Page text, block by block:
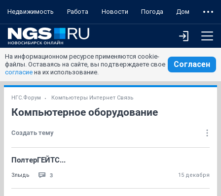
Недвижимость Работа Новости Погода Дом
На информационном ресурсе применяются cookie-
файлы. Оставаясь на сайте, вы подтверждаете свое
согласие на их использование.
Согласен
НГС.Форум Компьютеры Интернет Связь
Компьютерное оборудование
Создать тему
ПолтерГЕЙТС...
Злыдь 3 15 декабря